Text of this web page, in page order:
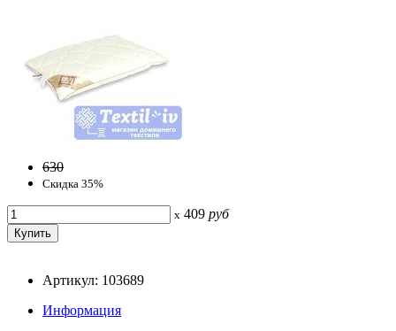
630
Скидка 35%
x 409 руб
Артикул: 103689
Информация